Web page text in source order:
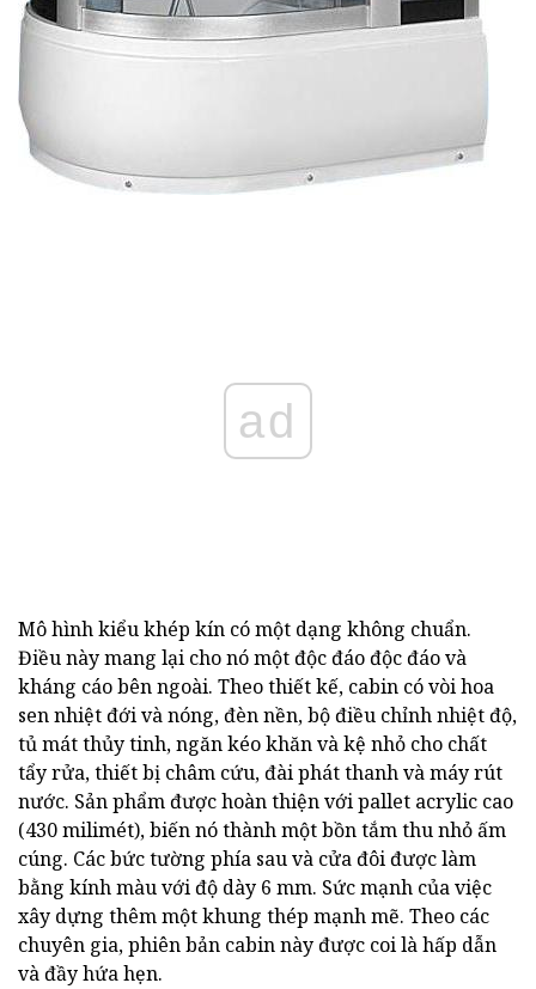
ad
Mô hình kiểu khép kín có một dạng không chuẩn.
Điều này mang lại cho nó một độc đáo độc đáo và
kháng cáo bên ngoài. Theo thiết kế, cabin có vòi hoa
sen nhiệt đới và nóng, đèn nền, bộ điều chỉnh nhiệt độ,
tủ mát thủy tinh, ngăn kéo khăn và kệ nhỏ cho chất
tẩy rửa, thiết bị châm cứu, đài phát thanh và máy rút
nước. Sản phẩm được hoàn thiện với pallet acrylic cao
(430 milimét), biến nó thành một bồn tắm thu nhỏ ấm
cúng. Các bức tường phía sau và cửa đôi được làm
bằng kính màu với độ dày 6 mm. Sức mạnh của việc
xây dựng thêm một khung thép mạnh mẽ. Theo các
chuyên gia, phiên bản cabin này được coi là hấp dẫn
và đầy hứa hẹn.